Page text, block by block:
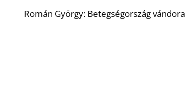
Román György: Betegségország vándora